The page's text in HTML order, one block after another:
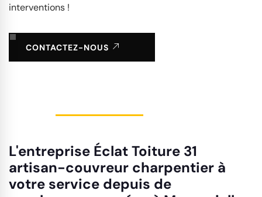
interventions !
CONTACTEZ-NOUS
L'entreprise Éclat Toiture 31
artisan-couvreur charpentier à
votre service depuis de